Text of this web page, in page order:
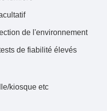
de l'environnement
de fiabilité élevés
kiosque etc